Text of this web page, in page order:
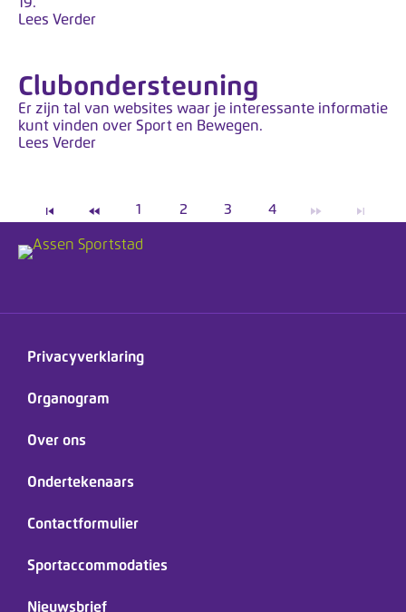
Lees Verder
Clubondersteuning
Er zijn tal van websites waar je interessante informatie
kunt vinden over Sport en Bewegen.
Lees Verder
1 2 3 4
Privacyverklaring
Organogram
Over ons
Ondertekenaars
Contactformulier
Sportaccommodaties
Nieuwsbrief